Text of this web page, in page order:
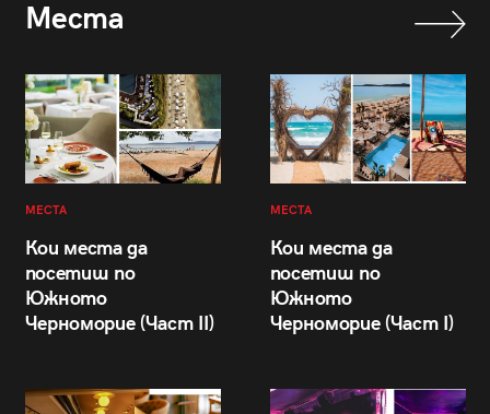
Места
МЕСТА
Кои места да
посетиш по
Южното
Черноморие (Част II)
МЕСТА
Кои места да
посетиш по
Южното
Черноморие (Част I)